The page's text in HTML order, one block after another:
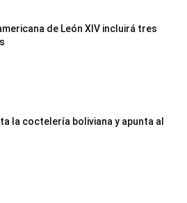
de León XIV incluirá tres
la coctelería boliviana y apunta al